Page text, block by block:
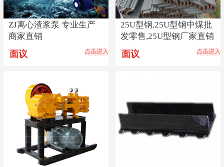
ZJ离心渣浆泵 专业生产
商家直销
面议 点击进入
25U型钢,25U型钢中煤批
发零售,25U型钢厂家直销
面议 点击进入